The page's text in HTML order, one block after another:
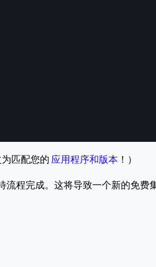
匹配您的 应用程序和版本！）
流程完成。这将导致一个新的免费